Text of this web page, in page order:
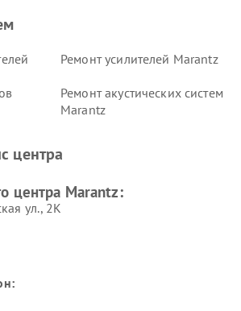
Ремонт усилителей Marantz
Ремонт акустических систем
Marantz
центра
центра Marantz:
ул., 2К